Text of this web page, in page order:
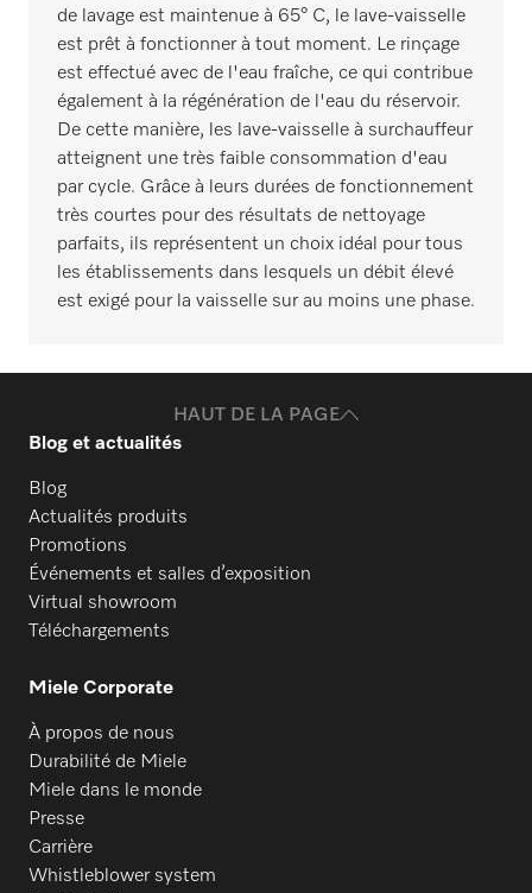
de lavage est maintenue à 65° C, le lave-vaisselle
est prêt à fonctionner à tout moment. Le rinçage
est effectué avec de l'eau fraîche, ce qui contribue
également à la régénération de l'eau du réservoir.
De cette manière, les lave-vaisselle à surchauffeur
atteignent une très faible consommation d'eau
par cycle. Grâce à leurs durées de fonctionnement
très courtes pour des résultats de nettoyage
parfaits, ils représentent un choix idéal pour tous
les établissements dans lesquels un débit élevé
est exigé pour la vaisselle sur au moins une phase.
HAUT DE LA PAGE
Blog et actualités
Blog
Actualités produits
Promotions
Événements et salles d’exposition
Virtual showroom
Téléchargements
Miele Corporate
À propos de nous
Durabilité de Miele
Miele dans le monde
Presse
Carrière
Whistleblower system